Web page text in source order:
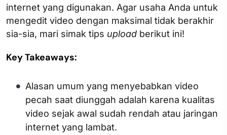
internet yang digunakan. Agar usaha Anda untuk
mengedit video dengan maksimal tidak berakhir
sia-sia, mari simak tips upload berikut ini!
Key Takeaways:
Alasan umum yang menyebabkan video
pecah saat diunggah adalah karena kualitas
video sejak awal sudah rendah atau jaringan
internet yang lambat.